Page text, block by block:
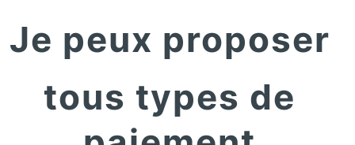
Je peux proposer
tous types de